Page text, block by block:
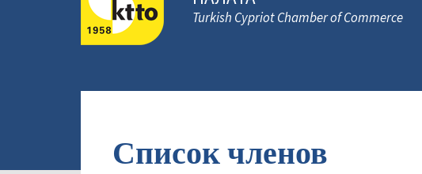
Turkish Cypriot Chamber of Commerce
Список членов